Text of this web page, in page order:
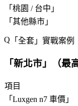
「 桃園 / 台中 」
「 其他縣市 」
「 全套 」實戰案例
「新北市 」（最
項目
「 Luxgen n7 車價 」